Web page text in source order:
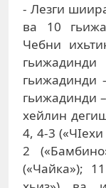
- Лезги
ва 10
Чебни
гьижадинди
гьижадинди
хейлин
4, 4-3
2
(«Чайка»);